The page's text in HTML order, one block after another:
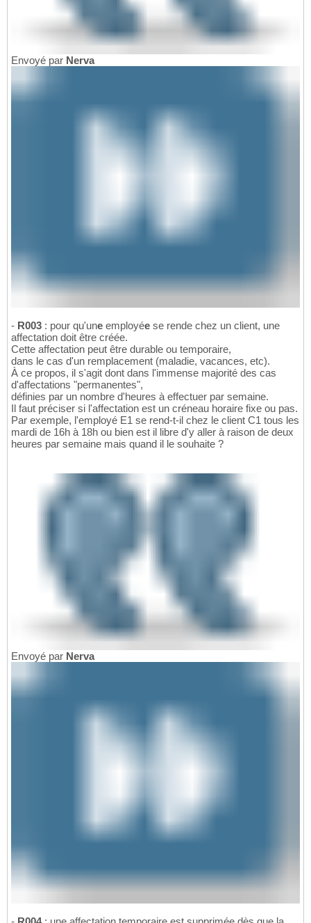
Envoyé par Nerva
- R003 : pour qu'une employée se rende chez un client, une
affectation doit être créée.
Cette affectation peut être durable ou temporaire,
dans le cas d'un remplacement (maladie, vacances, etc).
À ce propos, il s'agit dont dans l'immense majorité des cas
d'affectations "permanentes",
définies par un nombre d'heures à effectuer par semaine.
Il faut préciser si l'affectation est un créneau horaire fixe ou pas.
Par exemple, l'employé E1 se rend-t-il chez le client C1 tous les
mardi de 16h à 18h ou bien est il libre d'y aller à raison de deux
heures par semaine mais quand il le souhaite ?
Envoyé par Nerva